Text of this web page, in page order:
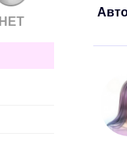
НЕТ